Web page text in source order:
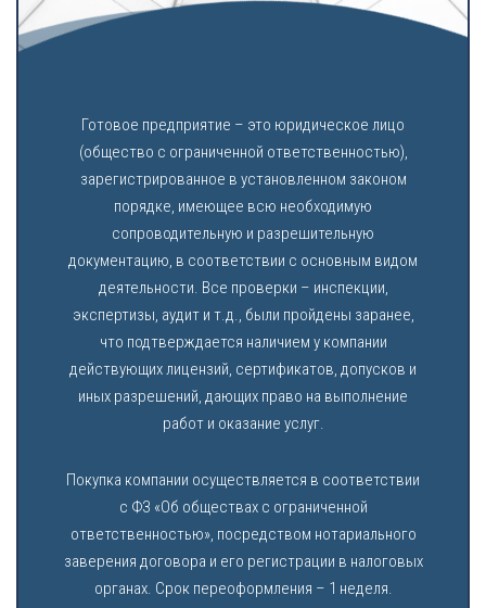
Готовое предприятие – это юридическое лицо
(общество с ограниченной ответственностью),
зарегистрированное в установленном законом
порядке, имеющее всю необходимую
сопроводительную и разрешительную
документацию, в соответствии с основным видом
деятельности. Все проверки – инспекции,
экспертизы, аудит и т.д., были пройдены заранее,
что подтверждается наличием у компании
действующих лицензий, сертификатов, допусков и
иных разрешений, дающих право на выполнение
работ и оказание услуг.
Покупка компании осуществляется в соответствии
с ФЗ «Об обществах с ограниченной
ответственностью», посредством нотариального
заверения договора и его регистрации в налоговых
органах. Срок переоформления – 1 неделя.